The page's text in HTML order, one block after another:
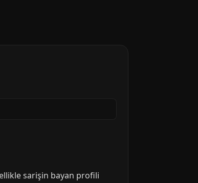
sarişin bayan profili